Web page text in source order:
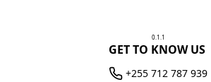
0.1.1
GET TO KNOW US
+255 712 787 939